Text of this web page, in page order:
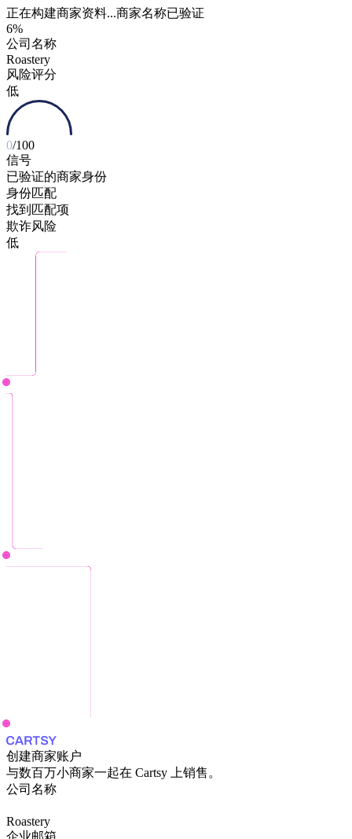
正在构建商家资料...商家名称已验证
90%
公司名称
Roastery
风险评分
低
0/100
信号
已验证的商家身份
身份匹配
找到匹配项
欺诈风险
低
创建商家账户
与数百万小商家一起在 Cartsy 上销售。
公司名称
Roastery